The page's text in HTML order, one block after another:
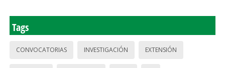
Tags
CONVOCATORIAS INVESTIGACIÓN EXTENSIÓN